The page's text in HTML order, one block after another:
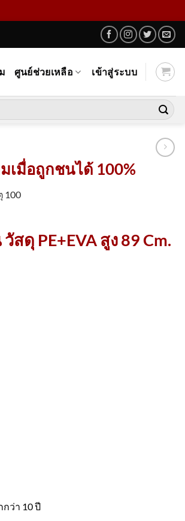
ศูนย์ช่วยเหลือ เข้าสู่ระบบ
เมื่อถูกชนได้ 100%
100
ดุ PE+EVA สูง 89 Cm.
ว่า 10 ปี